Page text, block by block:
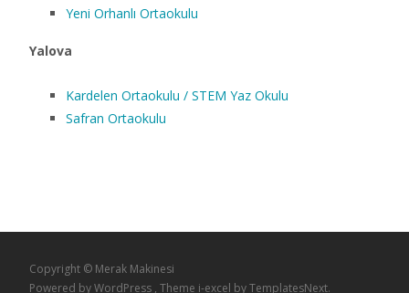
Yeni Orhanlı Ortaokulu
Yalova
Kardelen Ortaokulu / STEM Yaz Okulu
Safran Ortaokulu
Copyright © Merak Makinesi
Powered by WordPress , Theme i-excel by TemplatesNext.